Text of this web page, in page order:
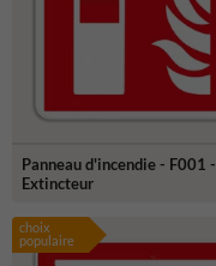
Panneau d'incendie - F001 -
Extincteur
choix
populaire